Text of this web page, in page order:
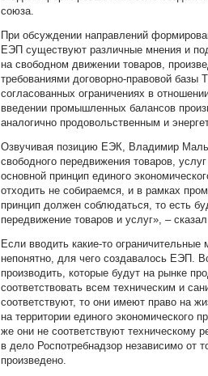
союза.
При обсуждении направлений
ЕЭП существуют различные мнения и
на свободном движении товаров,
требованиями договорно-правовой
согласованных ограничениях в
введении промышленных балансов
аналогично продовольственным и
Озвучивая позицию ЕЭК, Владимир
свободного передвижения товаров,
основной принцип единого
отходить не собираемся, и в рамках
принцип должен соблюдаться, то есть
передвижение товаров и услуг», –
Если вводить какие-то ограничительные
непонятно, для чего создавалось ЕЭП.
производить, которые будут на рынке
соответствовать всем техническим и
соответствуют, то они имеют право на
на территории единого экономического
же они не соответствуют техническому
в дело Роспотребнадзор независимо от
произведено.